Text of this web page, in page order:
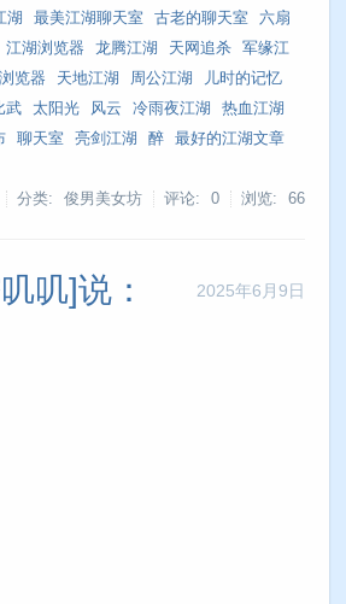
湖 最美江湖聊天室 古老的聊天室
六扇
江湖浏览器 龙腾江湖 天网追杀
军缘江
览器 天地江湖 周公江湖
儿时的记忆
武 太阳光 风云 冷雨夜江湖
热血江湖
聊天室 亮剑江湖 醉
最好的江湖文章
分类: 俊男美女坊 评论: 0 浏览: 66
2025年6月9日
叽]说：